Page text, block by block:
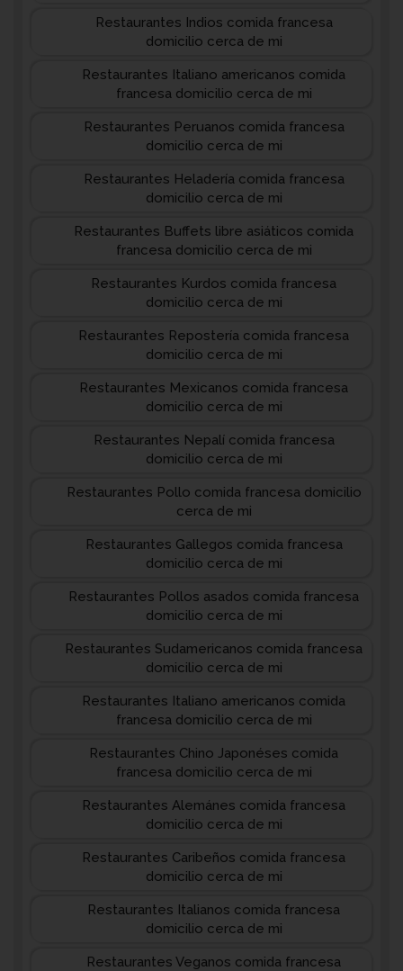
Restaurantes Indios comida francesa
domicilio cerca de mi
Restaurantes Italiano americanos comida
francesa domicilio cerca de mi
Restaurantes Peruanos comida francesa
domicilio cerca de mi
Restaurantes Heladería comida francesa
domicilio cerca de mi
Restaurantes Buffets libre asiáticos comida
francesa domicilio cerca de mi
Restaurantes Kurdos comida francesa
domicilio cerca de mi
Restaurantes Repostería comida francesa
domicilio cerca de mi
Restaurantes Mexicanos comida francesa
domicilio cerca de mi
Restaurantes Nepalí comida francesa
domicilio cerca de mi
Restaurantes Pollo comida francesa domicilio
cerca de mi
Restaurantes Gallegos comida francesa
domicilio cerca de mi
Restaurantes Pollos asados comida francesa
domicilio cerca de mi
Restaurantes Sudamericanos comida francesa
domicilio cerca de mi
Restaurantes Italiano americanos comida
francesa domicilio cerca de mi
Restaurantes Chino Japonéses comida
francesa domicilio cerca de mi
Restaurantes Alemánes comida francesa
domicilio cerca de mi
Restaurantes Caribeños comida francesa
domicilio cerca de mi
Restaurantes Italianos comida francesa
domicilio cerca de mi
Restaurantes Veganos comida francesa